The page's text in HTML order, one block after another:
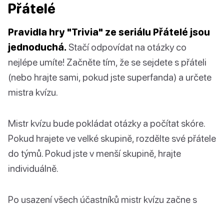
Přátelé
Pravidla hry "Trivia" ze seriálu Přátelé jsou
jednoduchá. Stačí odpovídat na otázky co
nejlépe umíte! Začněte tím, že se sejdete s přáteli
(nebo hrajte sami, pokud jste superfanda) a určete
mistra kvízu.
Mistr kvízu bude pokládat otázky a počítat skóre.
Pokud hrajete ve velké skupině, rozdělte své přátele
do týmů. Pokud jste v menší skupině, hrajte
individuálně.
Po usazení všech účastníků mistr kvízu začne s